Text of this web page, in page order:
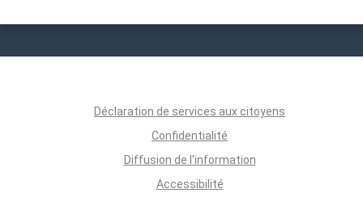
Déclaration de services aux citoyens
Confidentialité
Diffusion de l'information
Accessibilité